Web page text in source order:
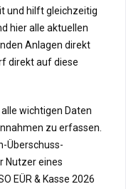
und hilft gleichzeitig
hier alle aktuellen
Anlagen direkt
direkt auf diese
wichtigen Daten
zu erfassen.
Überschuss-
Nutzer eines
EÜR & Kasse 2026